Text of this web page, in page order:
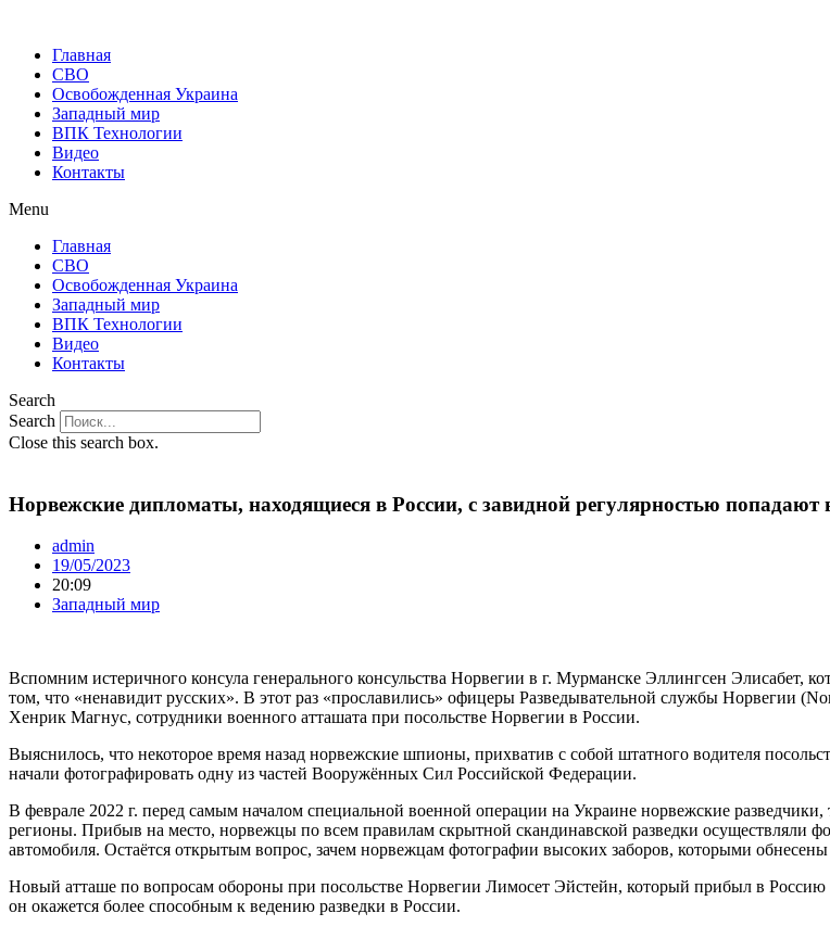
Главная
СВО
Освобожденная Украина
Западный мир
ВПК Технологии
Видео
Контакты
Menu
Главная
СВО
Освобожденная Украина
Западный мир
ВПК Технологии
Видео
Контакты
Search
Search
Close this search box.
Норвежские дипломаты, находящиеся в России, с завидной регулярностью попадают
admin
19/05/2023
20:09
Западный мир
Вспомним истеричного консула генерального консульства Норвегии в г. Мурманске Эллингсен Элисабет,
том, что «ненавидит русских». В этот раз «прославились» офицеры Разведывательной службы Норвегии
Хенрик Магнус, сотрудники военного атташата при посольстве Норвегии в России.
Выяснилось, что некоторое время назад норвежские шпионы, прихватив с собой штатного водителя
начали фотографировать одну из частей Вооружённых Сил Российской Федерации.
В феврале 2022 г. перед самым началом специальной военной операции на Украине норвежские
регионы. Прибыв на место, норвежцы по всем правилам скрытной скандинавской разведки осуществляли
автомобиля. Остаётся открытым вопрос, зачем норвежцам фотографии высоких заборов, которыми
Новый атташе по вопросам обороны при посольстве Норвегии Лимосет Эйстейн, который прибыл в
он окажется более способным к ведению разведки в России.